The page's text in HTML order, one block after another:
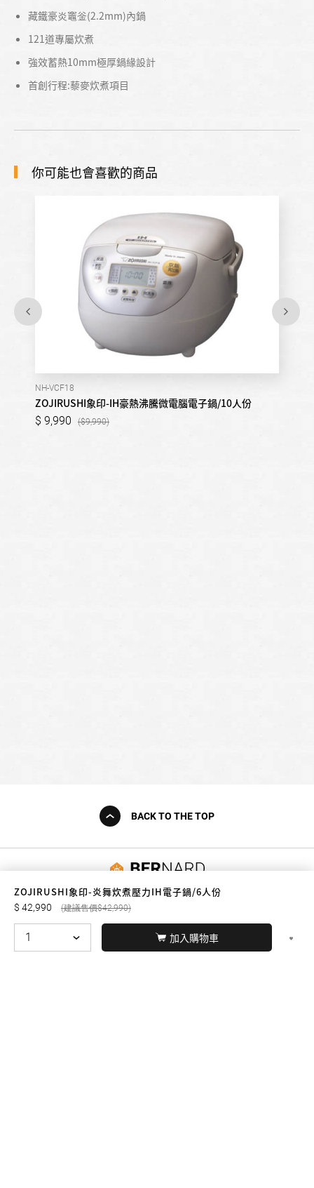
ZOJIRUSHI象印-炎舞炊煮壓力IH電子鍋/6人份
42,990 42,990
加入購物車
藏鐵豪炎竈釡(2.2mm)內鍋
121道專屬炊煮
強效蓄熱10mm極厚鍋緣設計
首創行程:藜麥炊煮項目
你可能也會喜歡的商品
NH-VCF18
ZOJIRUSHI象印-IH豪熱沸騰微電腦電子鍋/10人份
9,990 9,990
BACK TO THE TOP
友誠購物
© BERNARD 2021 WEBDESIGN